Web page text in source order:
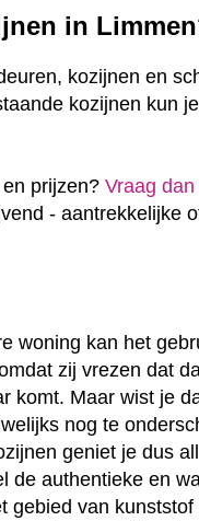
in
kozijnen en
kozijnen kun
en prijzen?Vraag
- aantrekkelijke
woning kan het
zij vrezen dat
komt. Maar wist je
nog te
geniet je dus
de authentieke en
gebied van